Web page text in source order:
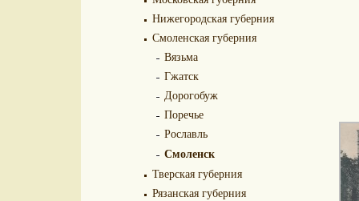
Нижегородская губерния
Смоленская губерния
Вязьма
Гжатск
Дорогобуж
Поречье
Рославль
Смоленск
Тверская губерния
Рязанская губерния